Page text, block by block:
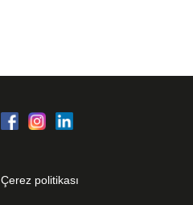
Çerez politikası